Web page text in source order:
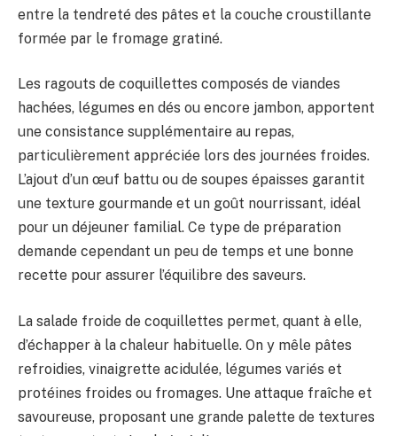
entre la tendreté des pâtes et la couche croustillante
formée par le fromage gratiné.
Les ragouts de coquillettes composés de viandes
hachées, légumes en dés ou encore jambon, apportent
une consistance supplémentaire au repas,
particulièrement appréciée lors des journées froides.
L’ajout d’un œuf battu ou de soupes épaisses garantit
une texture gourmande et un goût nourrissant, idéal
pour un déjeuner familial. Ce type de préparation
demande cependant un peu de temps et une bonne
recette pour assurer l’équilibre des saveurs.
La salade froide de coquillettes permet, quant à elle,
d’échapper à la chaleur habituelle. On y mêle pâtes
refroidies, vinaigrette acidulée, légumes variés et
protéines froides ou fromages. Une attaque fraîche et
savoureuse, proposant une grande palette de textures